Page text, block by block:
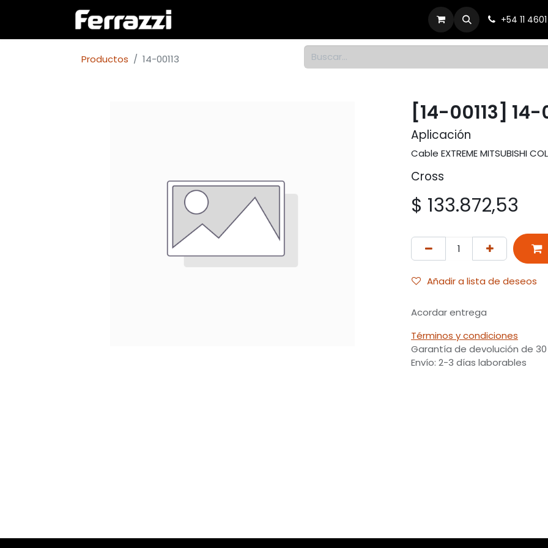
Contacto +54 11 4601
Productos 14-00113
[14-00113] 14-
Aplicación
Cable EXTREME MITSUBISHI
Cross
$ 133.872,53
Añadir a lista de deseos
Acordar entrega
Términos y condiciones
Garantía de devolución de
Envío: 2-3 días laborables